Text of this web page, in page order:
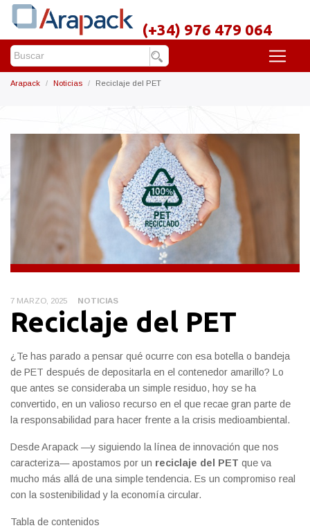
(+34) 976 479 064
Arapack Noticias Reciclaje del PET
7 MARZO, 2025 NOTICIAS
Reciclaje del PET
¿Te has parado a pensar qué ocurre con esa botella o bandeja
de PET después de depositarla en el contenedor amarillo? Lo
que antes se consideraba un simple residuo, hoy se ha
convertido, en un valioso recurso en el que recae gran parte de
la responsabilidad para hacer frente a la crisis medioambiental.
Desde Arapack —y siguiendo la línea de innovación que nos
caracteriza— apostamos por un reciclaje del PET que va
mucho más allá de una simple tendencia. Es un compromiso real
con la sostenibilidad y la economía circular.
Tabla de contenidos